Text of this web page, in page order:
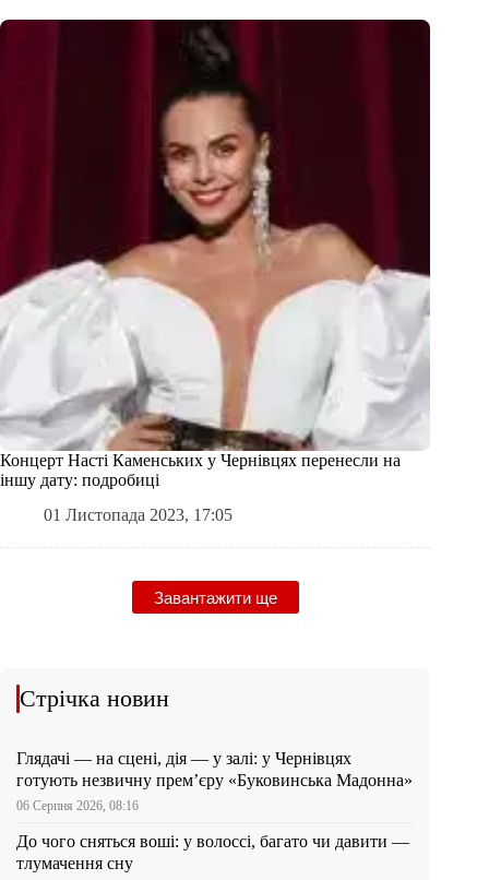
Концерт Насті Каменських у Чернівцях перенесли на
іншу дату: подробиці
01 Листопада 2023, 17:05
Завантажити ще
Стрічка новин
Глядачі — на сцені, дія — у залі: у Чернівцях
готують незвичну прем’єру «Буковинська Мадонна»
06 Серпня 2026, 08:16
До чого сняться воші: у волоссі, багато чи давити —
тлумачення сну